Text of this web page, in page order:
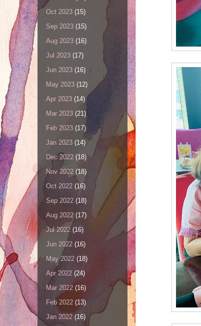
Oct 2023 (15)
Sep 2023 (15)
Aug 2023 (16)
Jul 2023 (17)
Jun 2023 (16)
May 2023 (12)
Apr 2023 (14)
Mar 2023 (21)
Feb 2023 (17)
Jan 2023 (14)
Dec 2022 (18)
Nov 2022 (18)
Oct 2022 (16)
Sep 2022 (18)
Aug 2022 (17)
Jul 2022 (16)
Jun 2022 (16)
May 2022 (18)
Apr 2022 (24)
Mar 2022 (16)
Feb 2022 (13)
Jan 2022 (16)